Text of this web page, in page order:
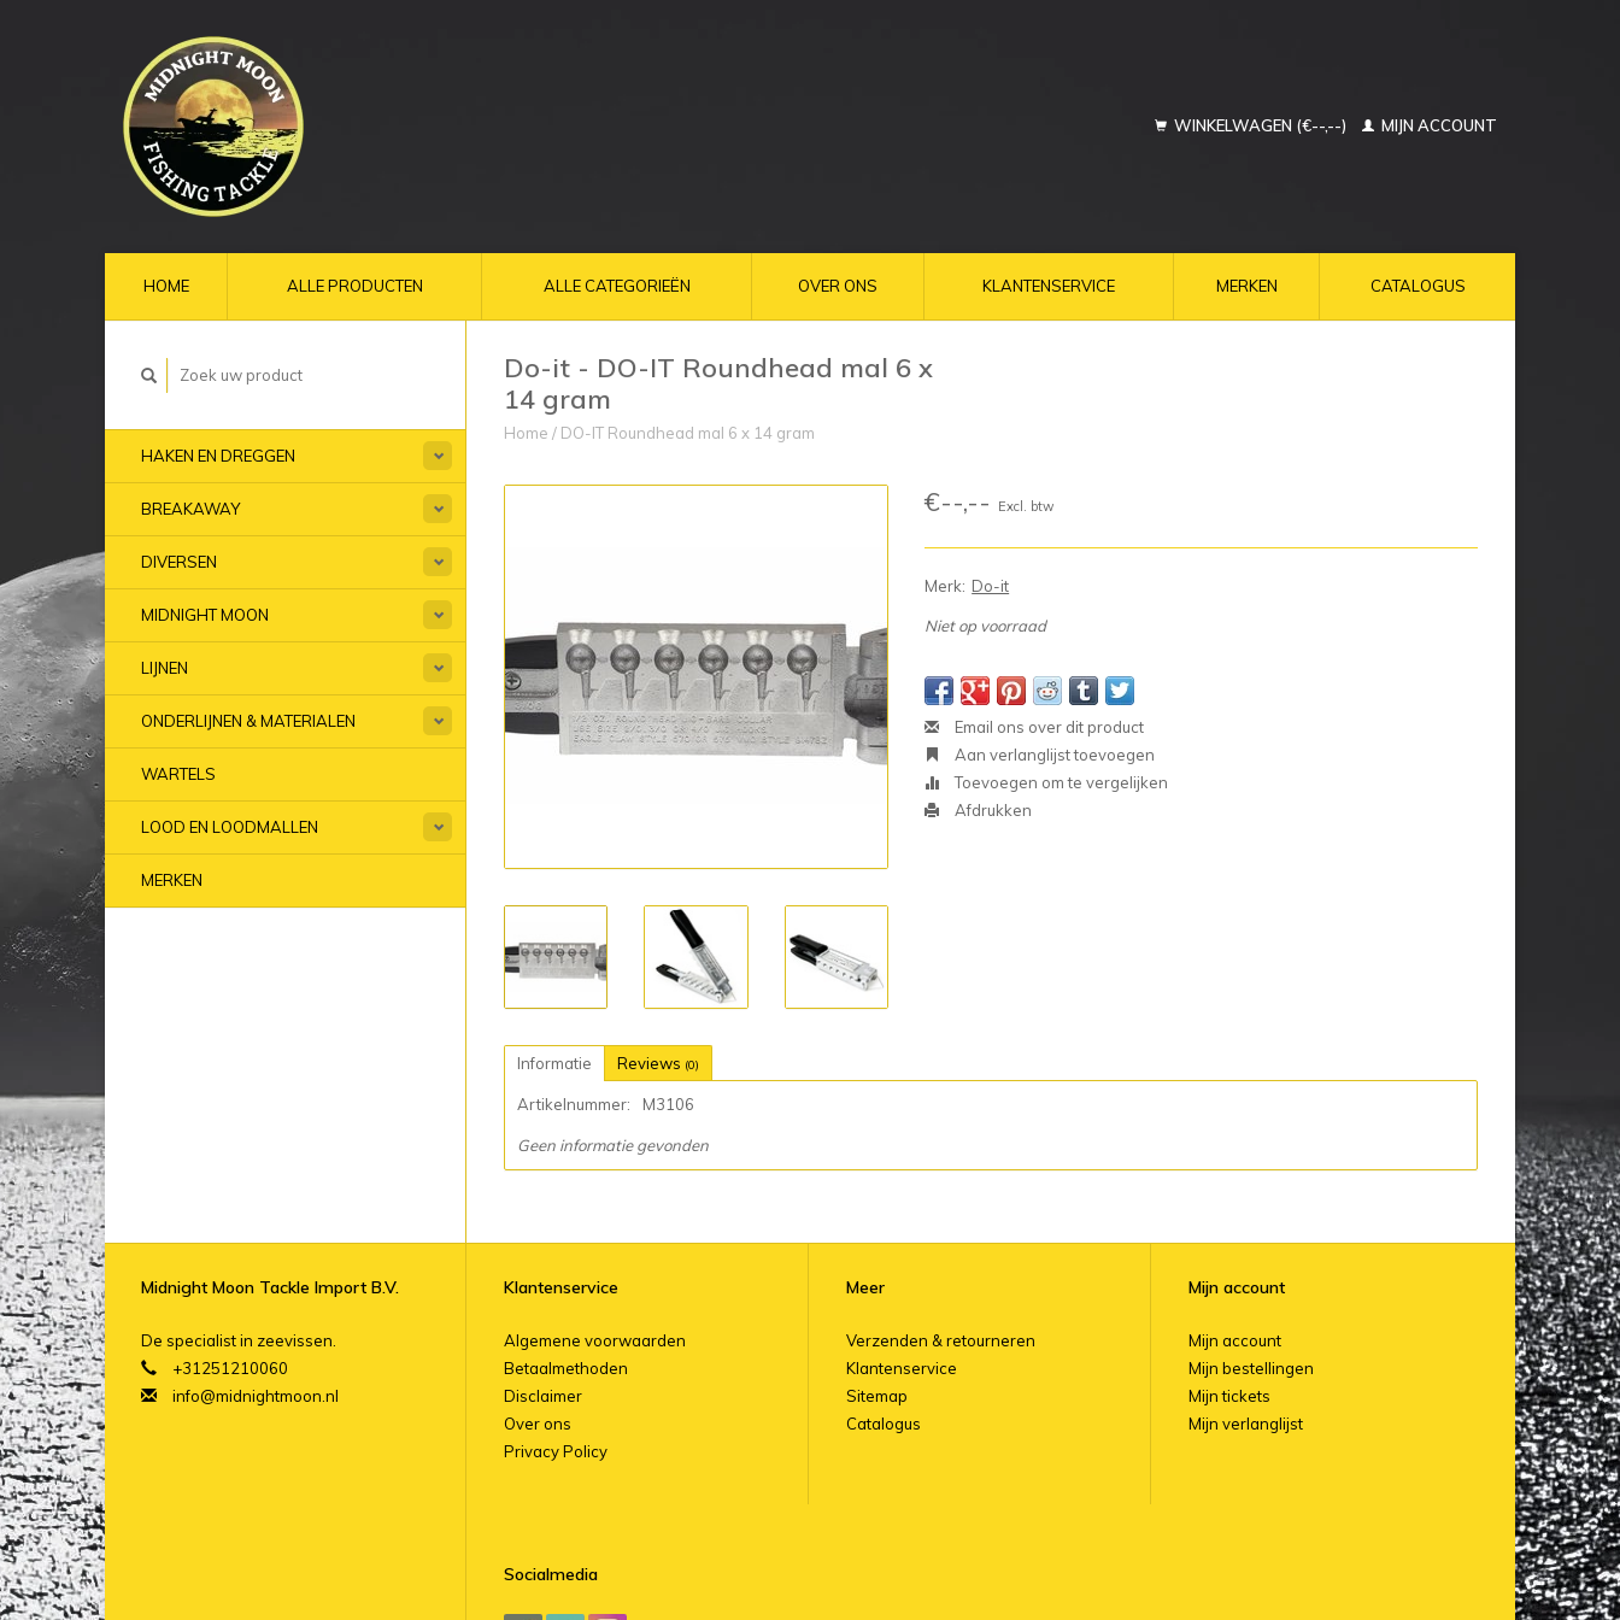
WINKELWAGEN (€--,--) MIJN ACCOUNT
HOME ALLE PRODUCTEN ALLE CATEGORIEËN OVER ONS KLANTENSERVICE MERKEN CATALOGUS
HAKEN EN DREGGEN
BREAKAWAY
DIVERSEN
MIDNIGHT MOON
LIJNEN
ONDERLIJNEN & MATERIALEN
WARTELS
LOOD EN LOODMALLEN
MERKEN
Do-it - DO-IT Roundhead mal 6 x
14 gram
Home / DO-IT Roundhead mal 6 x 14 gram
€--,-- Excl. btw
Merk: Do-it
Niet op voorraad
Email ons over dit product
Aan verlanglijst toevoegen
Toevoegen om te vergelijken
Afdrukken
Informatie Reviews (0)
Artikelnummer: M3106
Geen informatie gevonden
Midnight Moon Tackle Import B.V.
De specialist in zeevissen.
+31251210060
info@midnightmoon.nl
Klantenservice
Algemene voorwaarden
Betaalmethoden
Disclaimer
Over ons
Privacy Policy
Meer
Verzenden & retourneren
Klantenservice
Sitemap
Catalogus
Mijn account
Mijn account
Mijn bestellingen
Mijn tickets
Mijn verlanglijst
Socialmedia